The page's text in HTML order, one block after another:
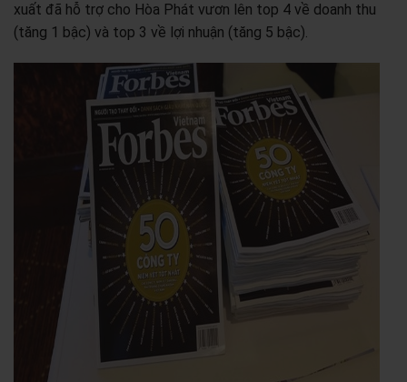
xuất đã hỗ trợ cho Hòa Phát vươn lên top 4 về doanh thu
(tăng 1 bậc) và top 3 về lợi nhuận (tăng 5 bậc).